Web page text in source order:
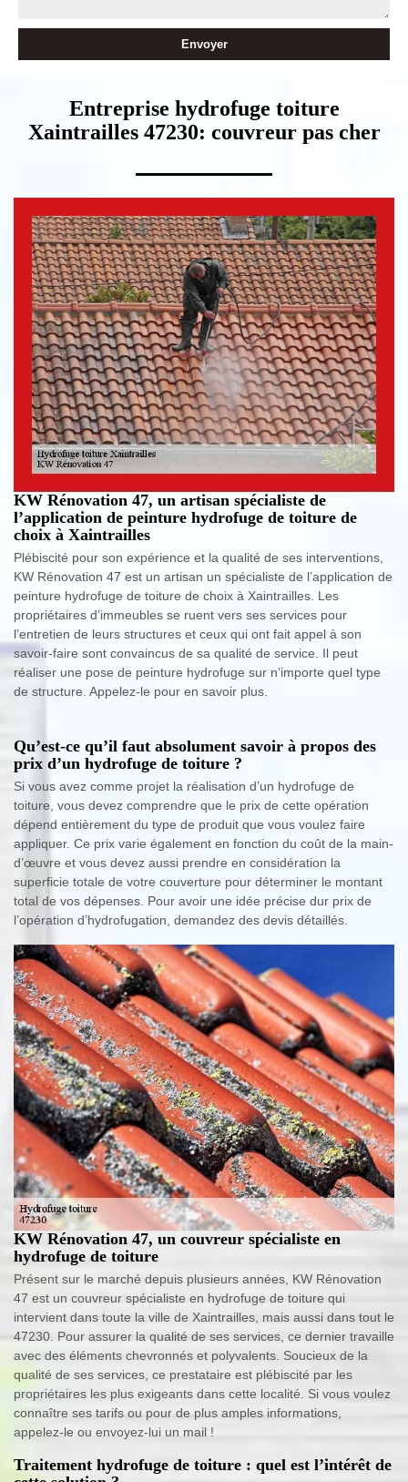
Entreprise hydrofuge toiture
Xaintrailles 47230: couvreur pas cher
KW Rénovation 47, un artisan spécialiste de
l’application de peinture hydrofuge de toiture de
choix à Xaintrailles
Plébiscité pour son expérience et la qualité de ses interventions,
KW Rénovation 47 est un artisan un spécialiste de l’application de
peinture hydrofuge de toiture de choix à Xaintrailles. Les
propriétaires d’immeubles se ruent vers ses services pour
l’entretien de leurs structures et ceux qui ont fait appel à son
savoir-faire sont convaincus de sa qualité de service. Il peut
réaliser une pose de peinture hydrofuge sur n’importe quel type
de structure. Appelez-le pour en savoir plus.
Qu’est-ce qu’il faut absolument savoir à propos des
prix d’un hydrofuge de toiture ?
Si vous avez comme projet la réalisation d’un hydrofuge de
toiture, vous devez comprendre que le prix de cette opération
dépend entièrement du type de produit que vous voulez faire
appliquer. Ce prix varie également en fonction du coût de la main-
d’œuvre et vous devez aussi prendre en considération la
superficie totale de votre couverture pour déterminer le montant
total de vos dépenses. Pour avoir une idée précise dur prix de
l’opération d’hydrofugation, demandez des devis détaillés.
KW Rénovation 47, un couvreur spécialiste en
hydrofuge de toiture
Présent sur le marché depuis plusieurs années, KW Rénovation
47 est un couvreur spécialiste en hydrofuge de toiture qui
intervient dans toute la ville de Xaintrailles, mais aussi dans tout le
47230. Pour assurer la qualité de ses services, ce dernier travaille
avec des éléments chevronnés et polyvalents. Soucieux de la
qualité de ses services, ce prestataire est plébiscité par les
propriétaires les plus exigeants dans cette localité. Si vous voulez
connaître ses tarifs ou pour de plus amples informations,
appelez-le ou envoyez-lui un mail !
Traitement hydrofuge de toiture : quel est l’intérêt de